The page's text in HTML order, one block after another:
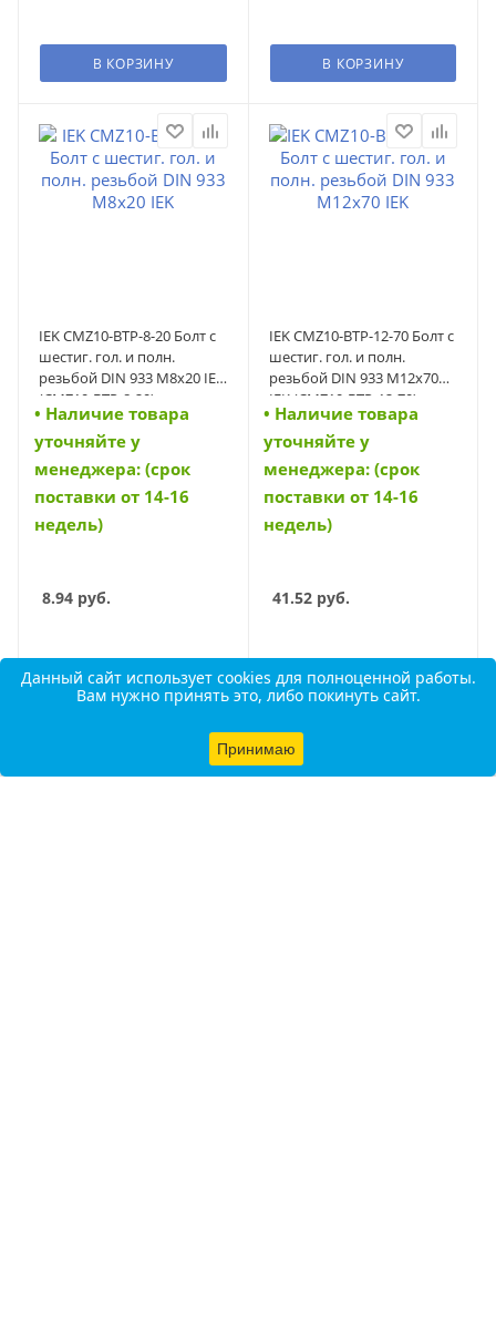
В КОРЗИНУ В КОРЗИНУ
IEK CMZ10-BTP-8-20 Болт с
шестиг. гол. и полн.
резьбой DIN 933 М8х20 IEK
(CMZ10-BTP-8-20)
• Наличие товара
уточняйте у
менеджера: (срок
поставки от 14-16
недель)
8.94 руб.
В КОРЗИНУ
IEK CMZ10-BTP-12-70 Болт с
шестиг. гол. и полн.
резьбой DIN 933 М12х70
IEK (CMZ10-BTP-12-70)
• Наличие товара
уточняйте у
менеджера: (срок
поставки от 14-16
недель)
41.52руб.
В КОРЗИНУ
Данный сайт использует cookies для полноценной работы.
Вам нужно принять это, либо покинуть сайт.
Принимаю